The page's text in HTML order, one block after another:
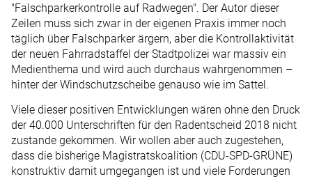
"Falschparkerkontrolle auf Radwegen". Der Autor dieser
Zeilen muss sich zwar in der eigenen Praxis immer noch
täglich über Falschparker ärgern, aber die Kontrollaktivität
der neuen Fahrradstaffel der Stadtpolizei war massiv ein
Medienthema und wird auch durchaus wahrgenommen –
hinter der Windschutzscheibe genauso wie im Sattel.
Viele dieser positiven Entwicklungen wären ohne den Druck
der 40.000 Unterschriften für den Radentscheid 2018 nicht
zustande gekommen. Wir wollen aber auch zugestehen,
dass die bisherige Magistratskoalition (CDU-SPD-GRÜNE)
konstruktiv damit umgegangen ist und viele Forderungen